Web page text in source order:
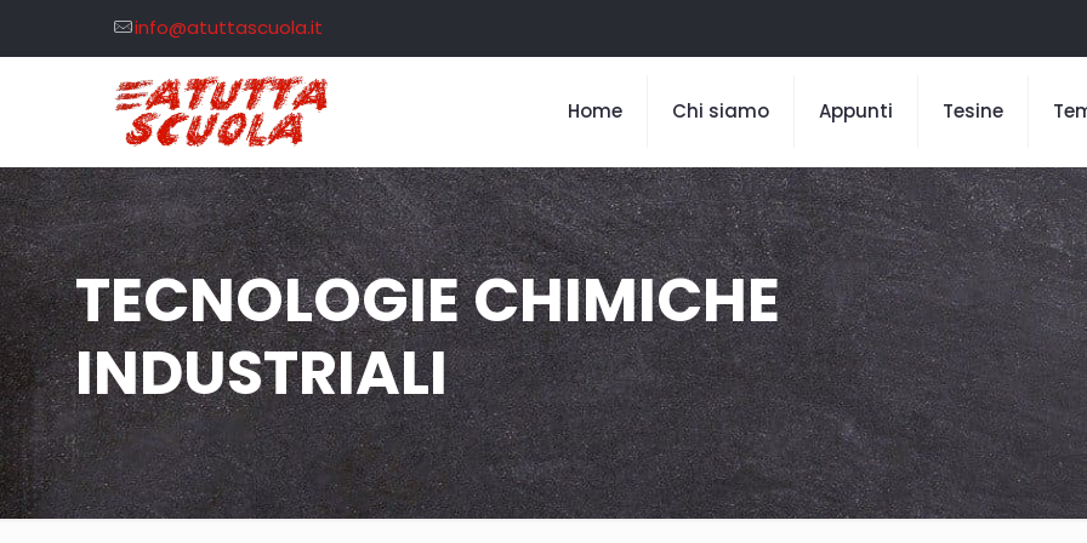
info@atuttascuola.it
Home Chi siamo Appunti Tesine
TECNOLOGIE CHIMICHE
INDUSTRIALI